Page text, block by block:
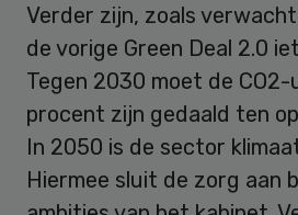
Verder zijn, zoals
de vorige Green Deal 2.0
Tegen 2030 moet de
procent zijn gedaald ten
In 2050 is de sector
Hiermee sluit de zorg aan